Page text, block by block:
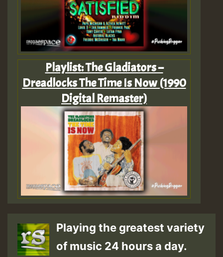
Playlist: The Gladiators –
Dreadlocks The Time Is Now (1990
Digital Remaster)
Playing the greatest variety
of music 24 hours a day.